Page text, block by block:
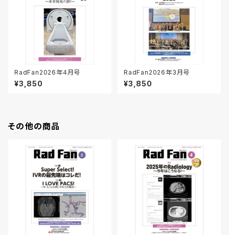
RadFan2026年4月号
¥3,850
RadFan2026年3月号
¥3,850
その他の商品